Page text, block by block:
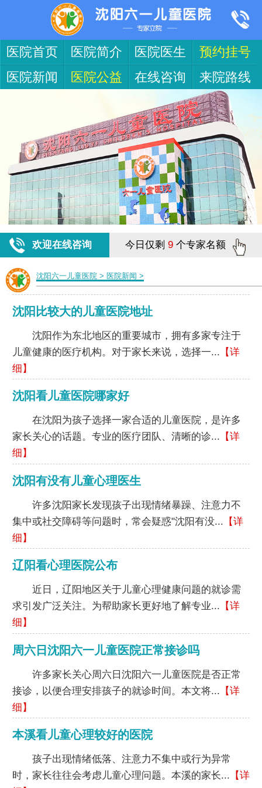
医院首页 医院简介 医院医生
预约挂号
医院新闻
医院公益 在线咨询 来院路线
欢迎在线咨询 今日仅剩 9 个专家名额
沈阳六一儿童医院> 医院新闻 >
沈阳比较大的儿童医院地址
沈阳作为东北地区的重要城市，拥有多家专注于
儿童健康的医疗机构。对于家长来说，选择一... 【详
细】
沈阳看儿童医院哪家好
在沈阳为孩子选择一家合适的儿童医院，是许多
家长关心的话题。专业的医疗团队、清晰的诊... 【详
细】
沈阳有没有儿童心理医生
许多沈阳家长发现孩子出现情绪暴躁、注意力不
集中或社交障碍等问题时，常会疑惑"沈阳有没... 【详
细】
辽阳看心理医院公布
近日，辽阳地区关于儿童心理健康问题的就诊需
求引发广泛关注。为帮助家长更好地了解专业... 【详
细】
周六日沈阳六一儿童医院正常接诊吗
许多家长关心周六日沈阳六一儿童医院是否正常
接诊，以便合理安排孩子的就诊时间。本文将... 【详
细】
本溪看儿童心理较好的医院
孩子出现情绪低落、注意力不集中或行为异常
时，家长往往会考虑儿童心理问题。本溪的家长... 【详